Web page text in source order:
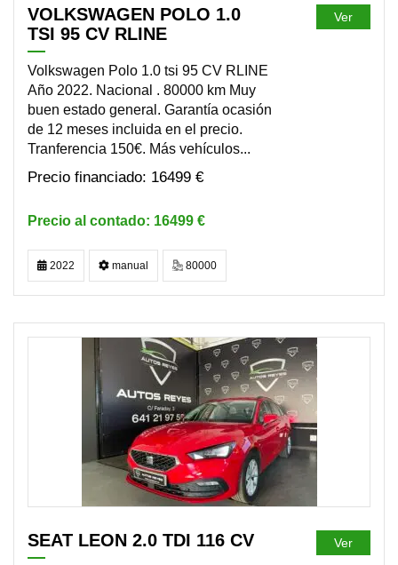
VOLKSWAGEN POLO 1.0
TSI 95 CV RLINE
Volkswagen Polo 1.0 tsi 95 CV RLINE
Año 2022. Nacional . 80000 km Muy
buen estado general. Garantía ocasión
de 12 meses incluida en el precio.
Tranferencia 150€. Más vehículos...
16499 €
16499 €
Ver
2022 manual 80000
DISPONIBLE
SEAT LEON 2.0 TDI 116 CV Ver